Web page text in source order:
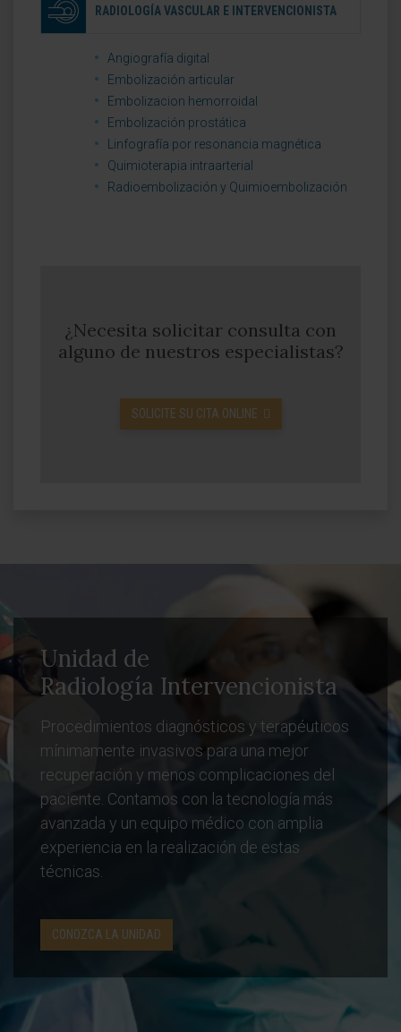
RADIOLOGÍA VASCULAR E INTERVENCIONISTA
Angiografía digital
Embolización articular
Embolizacion hemorroidal
Embolización prostática
Linfografía por resonancia magnética
Quimioterapia intraarterial
Radioembolización y Quimioembolización
¿Necesita solicitar consulta con
alguno de nuestros especialistas?
SOLICITE SU CITA ONLINE
Unidad de
Radiología Intervencionista
Procedimientos diagnósticos y terapéuticos
mínimamente invasivos para una mejor
recuperación y menos complicaciones del
paciente. Contamos con la tecnología más
avanzada y un equipo médico con amplia
experiencia en la realización de estas
técnicas.
CONOZCA LA UNIDAD